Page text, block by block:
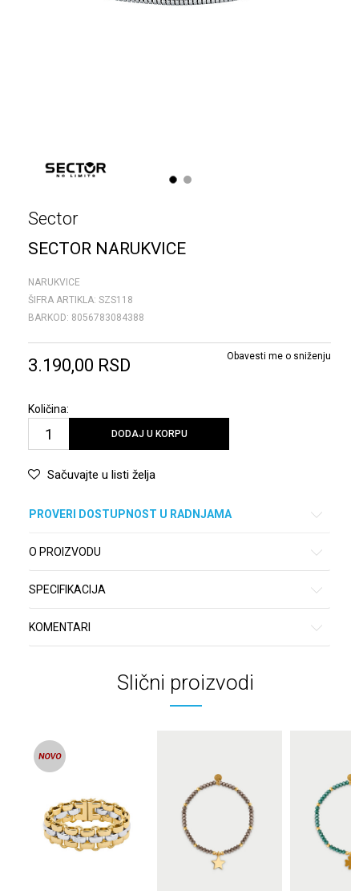
1 2
Sector
SECTOR NARUKVICE
NARUKVICE
ŠIFRA ARTIKLA: SZS118
BARKOD: 8056783084388
3.190,00 RSD Obavesti me o sniženju
Količina:
DODAJ U KORPU
Sačuvajte u listi želja
PROVERI DOSTUPNOST U RADNJAMA
O PROIZVODU
SPECIFIKACIJA
KOMENTARI
Slični proizvodi